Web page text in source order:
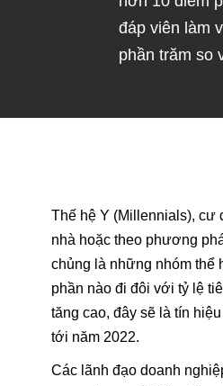
đáp viên làm
phần trăm so
Thế hệ Y (Millennials), cư
nhà hoặc theo phương
chủng là những nhóm thể
phần nào đi đôi với tỷ lệ
tăng cao, đây sẽ là tín
tới năm 2022.
Các lãnh đạo doanh